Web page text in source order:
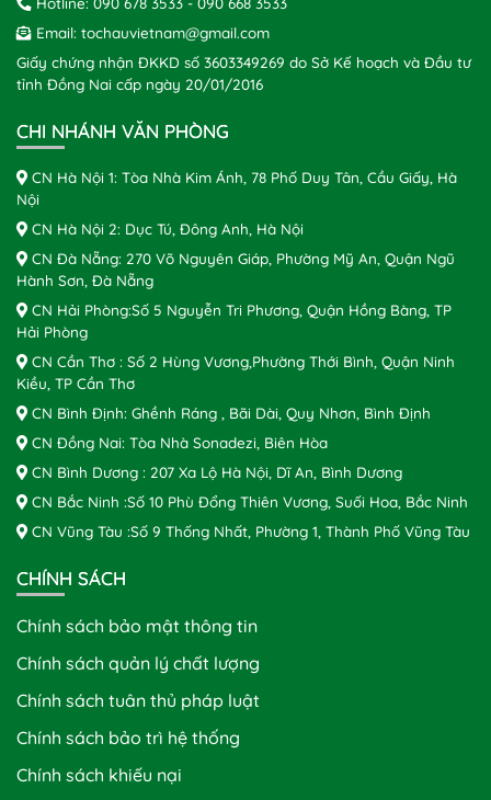
Email: tochauvietnam@gmail.com
Giấy chứng nhận ĐKKD số 3603349269 do Sở Kế hoạch và Đầu tư
tỉnh Đồng Nai cấp ngày 20/01/2016
CHI NHÁNH VĂN PHÒNG
CN Hà Nội 1: Tòa Nhà Kim Ánh, 78 Phố Duy Tân, Cầu Giấy, Hà
Nội
CN Hà Nội 2: Dục Tú, Đông Anh, Hà Nội
CN Đà Nẵng: 270 Võ Nguyên Giáp, Phường Mỹ An, Quận Ngũ
Hành Sơn, Đà Nẵng
CN Hải Phòng:Số 5 Nguyễn Tri Phương, Quận Hồng Bàng, TP
Hải Phòng
CN Cần Thơ : Số 2 Hùng Vương,Phường Thới Bình, Quận Ninh
Kiều, TP Cần Thơ
CN Bình Định: Ghềnh Ráng , Bãi Dài, Quy Nhơn, Bình Định
CN Đồng Nai: Tòa Nhà Sonadezi, Biên Hòa
CN Bình Dương : 207 Xa Lộ Hà Nội, Dĩ An, Bình Dương
CN Bắc Ninh :Số 10 Phù Đổng Thiên Vương, Suối Hoa, Bắc Ninh
CN Vũng Tàu :Số 9 Thống Nhất, Phường 1, Thành Phố Vũng Tàu
CHÍNH SÁCH
Chính sách bảo mật thông tin
Chính sách quản lý chất lượng
Chính sách tuân thủ pháp luật
Chính sách bảo trì hệ thống
Chính sách khiếu nại